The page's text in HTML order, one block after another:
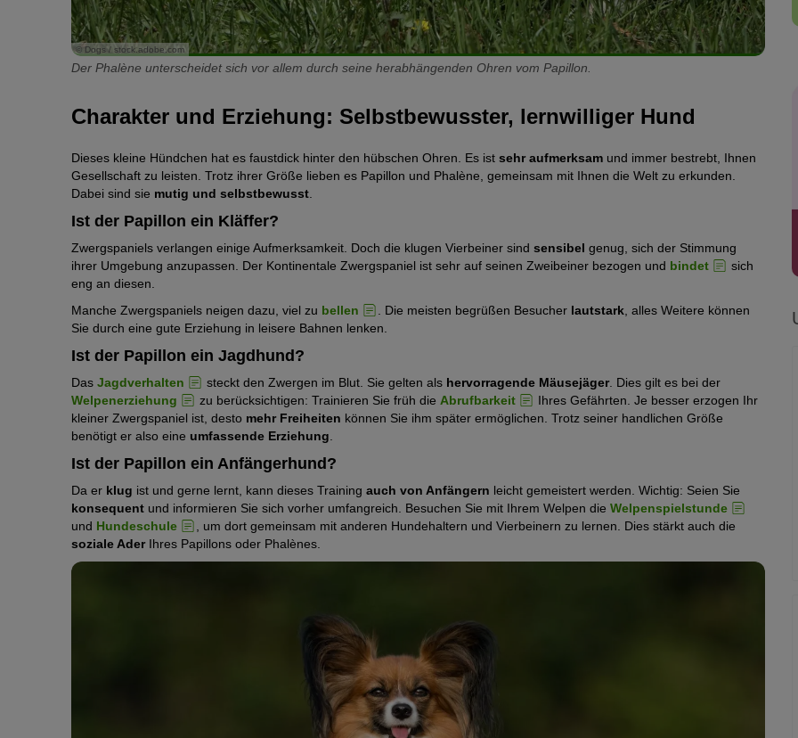
© Dogs / stock.adobe.com
Der Phalène unterscheidet sich vor allem durch seine herabhängenden Ohren vom Papillon.
Charakter und Erziehung: Selbstbewusster, lernwilliger Hund
Dieses kleine Hündchen hat es faustdick hinter den hübschen Ohren. Es ist sehr aufmerksam und immer bestrebt, Ihnen
Gesellschaft zu leisten. Trotz ihrer Größe lieben es Papillon und Phalène, gemeinsam mit Ihnen die Welt zu erkunden.
Dabei sind sie mutig und selbstbewusst
Ist der Papillon ein Kläffer?
Zwergspaniels verlangen einige Aufmerksamkeit. Doch die klugen Vierbeiner sind sensibel genug, sich der Stimmung
ihrer Umgebung anzupassen. Der Kontinentale Zwergspaniel ist sehr auf seinen Zweibeiner bezogen und bindet
sich
eng an diesen.
Manche Zwergspaniels neigen dazu, viel zu bellen . Die meisten begrüßen Besucher lautstark , alles Weitere können
Sie durch eine gute Erziehung in leisere Bahnen lenken.
Ist der Papillon ein Jagdhund?
Das Jagdverhalten steckt den Zwergen im Blut. Sie gelten als hervorragende Mäusejäger. Dies gilt es bei der
Welpenerziehung
zu berücksichtigen: Trainieren Sie früh die Abrufbarkeit
Ihres Gefährten. Je besser erzogen Ihr
kleiner Zwergspaniel ist, desto mehr Freiheiten können Sie ihm später ermöglichen. Trotz seiner handlichen Größe
benötigt er also eine umfassende Erziehung
Ist der Papillon ein Anfängerhund?
Da er klug ist und gerne lernt, kann dieses Training auch von Anfängern leicht gemeistert werden. Wichtig: Seien Sie
konsequent und informieren Sie sich vorher umfangreich. Besuchen Sie mit Ihrem Welpen die Welpenspielstunde
und Hundeschule
, um dort gemeinsam mit anderen Hundehaltern und Vierbeinern zu lernen. Dies stärkt auch die
soziale AderIhres Papillons oder Phalènes.